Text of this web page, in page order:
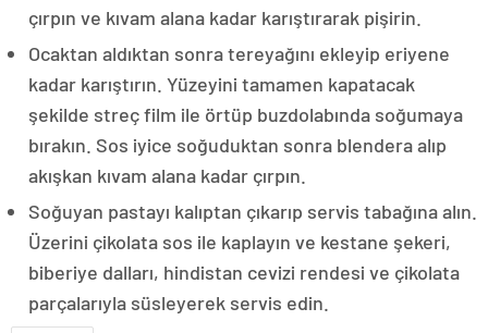
çırpın ve kıvam alana kadar karıştırarak pişirin.
Ocaktan aldıktan sonra tereyağını ekleyip eriyene
kadar karıştırın. Yüzeyini tamamen kapatacak
şekilde streç film ile örtüp buzdolabında soğumaya
bırakın. Sos iyice soğuduktan sonra blendera alıp
akışkan kıvam alana kadar çırpın.
Soğuyan pastayı kalıptan çıkarıp servis tabağına alın.
Üzerini çikolata sos ile kaplayın ve kestane şekeri,
biberiye dalları, hindistan cevizi rendesi ve çikolata
parçalarıyla süsleyerek servis edin.